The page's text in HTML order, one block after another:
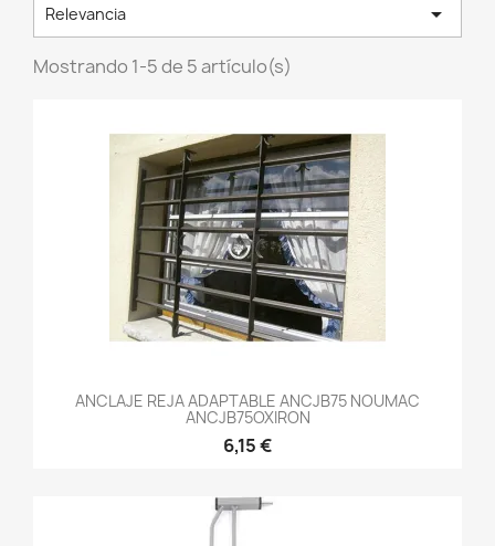
Relevancia 
Mostrando 1-5 de 5 artículo(s)
ANCLAJE REJA ADAPTABLE ANCJB75 NOUMAC
ANCJB75OXIRON
6,15 €